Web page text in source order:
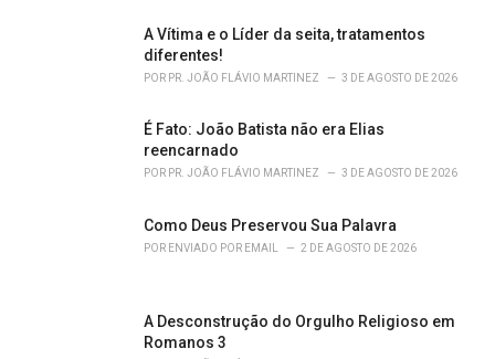
A Vítima e o Líder da seita, tratamentos
diferentes!
POR PR. JOÃO FLÁVIO MARTINEZ 3 DE AGOSTO DE 2026
É Fato: João Batista não era Elias
reencarnado
POR PR. JOÃO FLÁVIO MARTINEZ 3 DE AGOSTO DE 2026
Como Deus Preservou Sua Palavra
POR ENVIADO POR EMAIL 2 DE AGOSTO DE 2026
A Desconstrução do Orgulho Religioso em
Romanos 3